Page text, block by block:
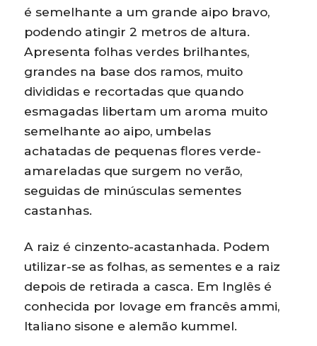
é semelhante a um grande aipo bravo,
podendo atingir 2 metros de altura.
Apresenta folhas verdes brilhantes,
grandes na base dos ramos, muito
divididas e recortadas que quando
esmagadas libertam um aroma muito
semelhante ao aipo, umbelas
achatadas de pequenas flores verde-
amareladas que surgem no verão,
seguidas de minúsculas sementes
castanhas.
A raiz é cinzento-acastanhada. Podem
utilizar-se as folhas, as sementes e a raiz
depois de retirada a casca. Em Inglês é
conhecida por lovage em francês ammi,
Italiano sisone e alemão kummel.